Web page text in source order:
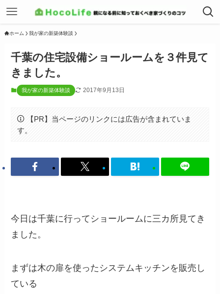
ホーム 我が家の新築体験談
千葉の住宅設備ショールームを３件見て
きました。
我が家の新築体験談 2017年9月13日
【PR】当ページのリンクには広告が含まれていま
す。
今日は千葉に行ってショールームに三カ所見てき
ました。
まずは木の扉を使ったシステムキッチンを販売し
ている